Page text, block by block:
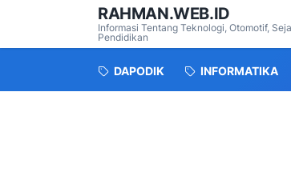
RAHMAN.WEB.ID
Informasi Tentang Teknologi, Otomotif,
Pendidikan
DAPODIK INFORMATIKA